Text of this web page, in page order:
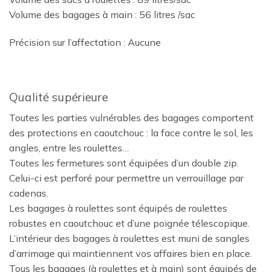
Volume des bagages à main : 56 litres /sac
Précision sur l’affectation : Aucune
Qualité supérieure
Toutes les parties vulnérables des bagages comportent
des protections en caoutchouc : la face contre le sol, les
angles, entre les roulettes…
Toutes les fermetures sont équipées d’un double zip.
Celui-ci est perforé pour permettre un verrouillage par
cadenas.
Les bagages à roulettes sont équipés de roulettes
robustes en caoutchouc et d’une poignée télescopique.
L’intérieur des bagages à roulettes est muni de sangles
d’arrimage qui maintiennent vos affaires bien en place.
Tous les bagages (à roulettes et à main) sont équipés de